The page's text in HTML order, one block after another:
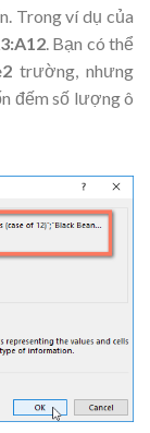
Trong ví dụ của
. Bạn có thể
trường, nhưng
đếm số lượng ô